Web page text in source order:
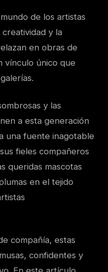
de los artistas
y la
en obras de
vínculo único que
y las
a esta generación
una fuente inagotable
fieles compañeros
queridas mascotas
en el tejido
compañía, estas
confidentes y